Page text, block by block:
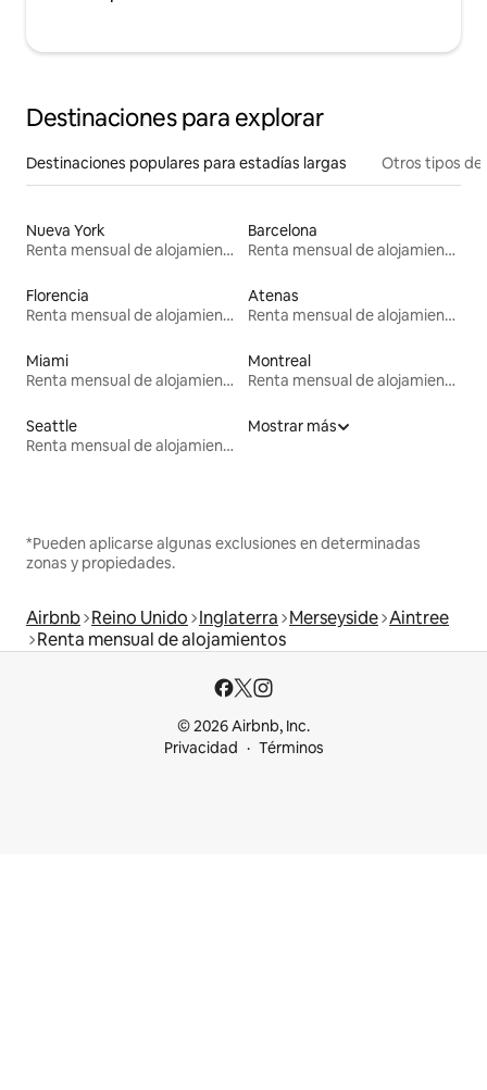
Destinaciones para explorar
Destinaciones populares para estadías largas Otros tipos de
Nueva York
Renta mensual de alojamientos
Barcelona
Renta mensual de alojamientos
Florencia
Renta mensual de alojamientos
Atenas
Renta mensual de alojamientos
Miami
Renta mensual de alojamientos
Montreal
Renta mensual de alojamientos
Seattle
Renta mensual de alojamientos
Mostrar más
*Pueden aplicarse algunas exclusiones en determinadas
zonas y propiedades.
Airbnb Reino Unido Inglaterra Merseyside Aintree
Renta mensual de alojamientos
© 2026 Airbnb, Inc.
Privacidad
Términos